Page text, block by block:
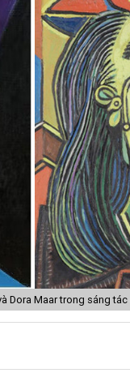
Dora Maar trong sáng tác